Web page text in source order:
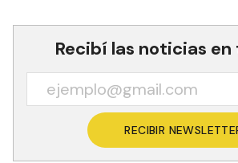
Recibí las noticias
RECIBIR